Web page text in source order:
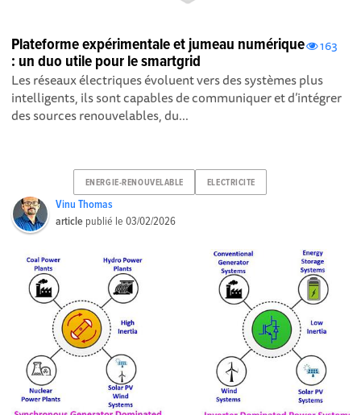
163
Plateforme expérimentale et jumeau numérique
: un duo utile pour le smartgrid
Les réseaux électriques évoluent vers des systèmes plus
intelligents, ils sont capables de communiquer et d’intégrer
des sources renouvelables, du...
ENERGIE-RENOUVELABLE ELECTRICITE
Vinu Thomas
article publié le03/02/2026